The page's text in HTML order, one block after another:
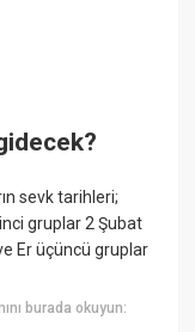
sevk tarihleri;
gruplar 2 Şubat
Er üçüncü gruplar
burada okuyun: